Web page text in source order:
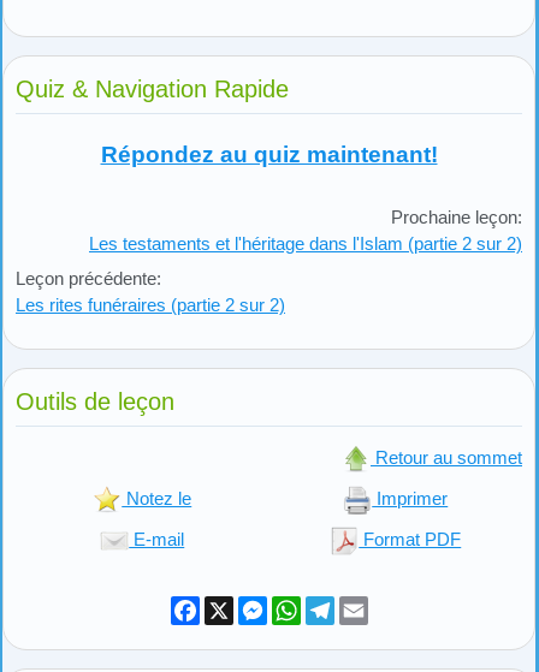
Quiz & Navigation Rapide
Répondez au quiz maintenant!
Leçon précédente:
Les rites funéraires (partie 2 sur 2)
Prochaine leçon:
Les testaments et l'héritage dans l'Islam (partie 2 sur 2)
Outils de leçon
Retour au sommet
Notez le Imprimer
E-mail Format PDF
Facebook
X Messenger
WhatsApp
Telegram